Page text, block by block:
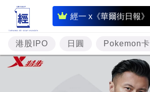
經一 x《華爾街日報》
即
時
財
經
港股IPO 日圓 Pokemon卡